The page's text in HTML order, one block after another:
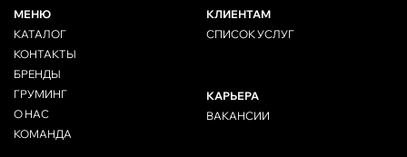
МЕНЮ
КАТАЛОГ
КОНТАКТЫ
БРЕНДЫ
ГРУМИНГ
О НАС
КОМАНДА
КЛИЕНТАМ
СПИСОК УСЛУГ
КАРЬЕРА
ВАКАНСИИ